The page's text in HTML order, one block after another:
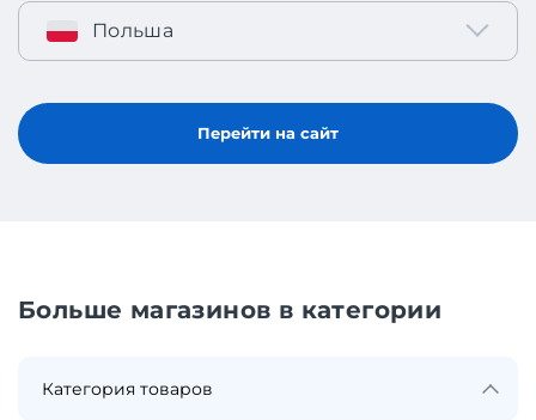
Польша
Перейти на сайт
Больше магазинов в категории